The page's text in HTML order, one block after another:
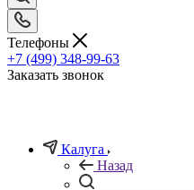
Телефоны
+7 (499) 348-99-63
Заказать звонок
Калуга
Назад